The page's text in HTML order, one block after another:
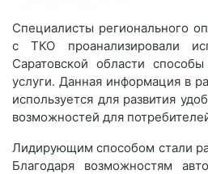
Специалисты регионального
с ТКО проанализировали
Саратовской области
услуги. Данная информация в
используется для развития
возможностей для
Лидирующим способом стали
Благодаря возможностям